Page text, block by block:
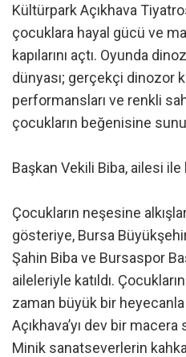
Kültürpark Açıkhava
çocuklara hayal gücü ve
kapılarını açtı. Oyunda
dünyası; gerçekçi dinozor
performansları ve renkli
çocukların beğenisine
Başkan Vekili Biba, ailesi ile
Çocukların neşesine
gösteriye, Bursa
Şahin Biba ve Bursaspor
aileleriyle katıldı.
zaman büyük bir
Açıkhava’yı dev bir
Minik sanatseverlerin